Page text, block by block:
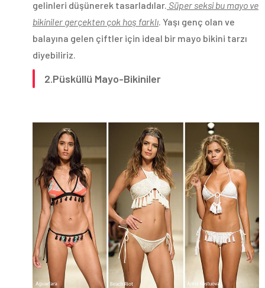
gelinleri düşünerek tasarladılar. Süper seksi bu mayo ve
bikiniler gerçekten çok hoş farklı . Yaşı genç olan ve
balayına gelen çiftler için ideal bir mayo bikini tarzı
diyebiliriz.
2.Püsküllü Mayo-Bikiniler